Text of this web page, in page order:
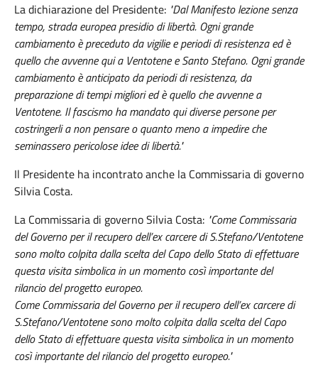
La dichiarazione del Presidente: "Dal Manifesto lezione senza
tempo, strada europea presidio di libertà. Ogni grande
cambiamento è preceduto da vigilie e periodi di resistenza ed è
quello che avvenne qui a Ventotene e Santo Stefano. Ogni grande
cambiamento è anticipato da periodi di resistenza, da
preparazione di tempi migliori ed è quello che avvenne a
Ventotene. Il fascismo ha mandato qui diverse persone per
costringerli a non pensare o quanto meno a impedire che
seminassero pericolose idee di libertà."
Il Presidente ha incontrato anche la Commissaria di governo
Silvia Costa.
La Commissaria di governo Silvia Costa: "Come Commissaria
del Governo per il recupero dell’ex carcere di S.Stefano/Ventotene
sono molto colpita dalla scelta del Capo dello Stato di effettuare
questa visita simbolica in un momento così importante del
rilancio del progetto europeo.
Come Commissaria del Governo per il recupero dell’ex carcere di
S.Stefano/Ventotene sono molto colpita dalla scelta del Capo
dello Stato di effettuare questa visita simbolica in un momento
così importante del rilancio del progetto europeo."